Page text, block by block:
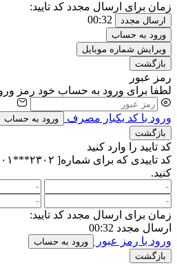
زمان برای ارسال مجدد کد تایید:
ارسال مجدد 00:32
ورود به حساب
ویرایش شماره موبایل
بازگشت
رمز عبور
لطفا برای ورود به حساب خود رمز
ورود با کد یکبار مصرف
ورود به حساب
بازگشت
کد تایید را وارد کنید
کنید.
زمان برای ارسال مجدد کد تایید:
ارسال مجدد 00:32
ورود با رمز عبور
ورود به حساب
بازگشت